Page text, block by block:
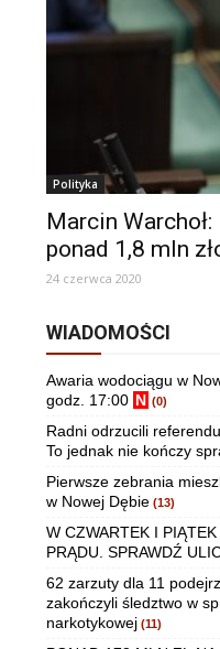
Polityka
Marcin
ponad 1,8 mln
24 czerwca 2020
WIADOMOŚCI
Awaria wodociągu w
godz. 17:00 N (0)
Radni odrzucili
To jednak nie kończy
Pierwsze zebrania
w Nowej Dębie (13)
W CZWARTEK I
PRĄDU. SPRAWDŹ
62 zarzuty dla 11
zakończyli śledztwo w
narkotykowej (11)